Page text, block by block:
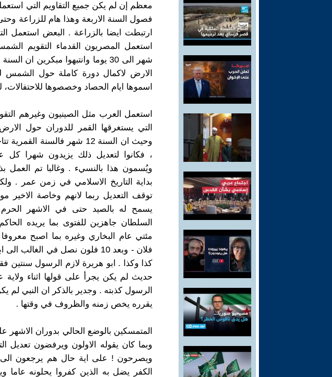
معظم إن لم يكن جميع التقاويم التي
فصول السنة الاربعة وهذا هام للزراعة
ارتبطت ايضا بالزراعة . البعض استعمل
اسموها ايام الحصاد وخصصوها
استعمل العرب مثل الصينيون وغيرهم
، فكانوا لتعديل ذلك يزيدون شهرا كل
ويُسمون هذا بالنسيء . وغالبا تم العمل
بداية التاريخ الاسلامي في زمن عمر .
توقف التعديل ربما لانهم وخاصة الاخير
يسمح له بالصيد حتى في الاشهر
السلطان جاهزين للفتوى بما يريده
مئتي عام البخاري وغيره بما اصبح
فلان - وبعد 10 فلون نصل في
كذا وكذا . ابو هريرة لازم الرسول
حديث لم يكن يجرأ على قولها اثناء
الرسول كذبته . وجدير بالذكر ان النبي لم
يقرره يخص زمنه والظروف في وقتها .
المتمسكين بالوضع الحالي بدوران الاشهر
وبما كان يقوله الاولون ويرفضون تعديل
ويصرحون ! على اية حال هم يرجعون الى
الكفر يضل به الذين كفروا يحلونه عاما